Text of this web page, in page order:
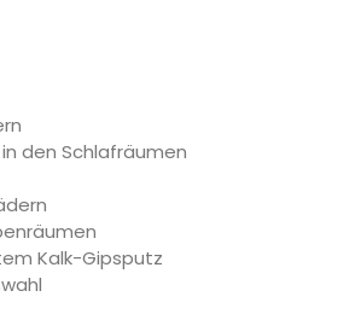
den Schlafräumen
Kalk-Gipsputz